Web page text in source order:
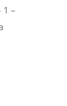
1 –